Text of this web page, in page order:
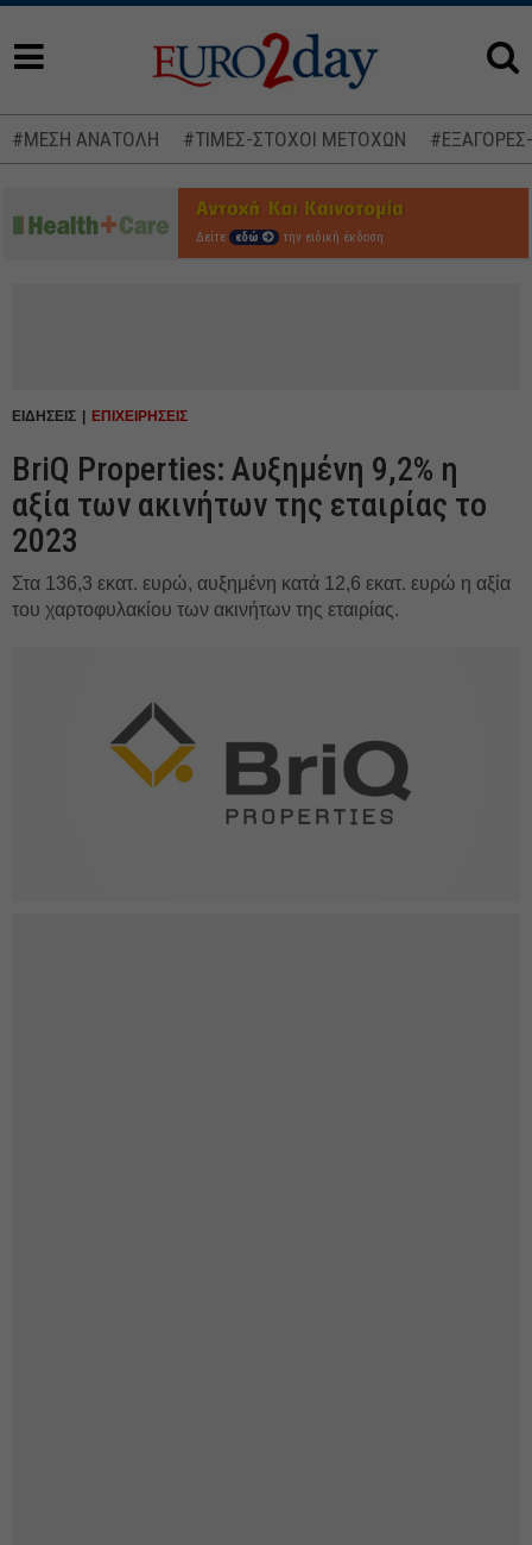
#ΜΕΣΗ ΑΝΑΤΟΛΗ #ΤΙΜΕΣ-ΣΤΟΧΟΙ ΜΕΤΟΧΩΝ
Δείτε εδώ την ειδική έκδοση
ΕΙΔΗΣΕΙΣ ΕΠΙΧΕΙΡΗΣΕΙΣ
BriQ Properties: Αυξημένη 9,2% η
αξία των ακινήτων της εταιρίας το
2023
Στα 136,3 εκατ. ευρώ, αυξημένη κατά 12,6 εκατ. ευρώ η αξία
του χαρτοφυλακίου των ακινήτων της εταιρίας.